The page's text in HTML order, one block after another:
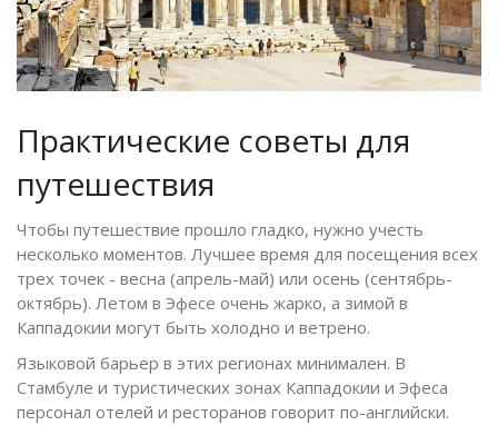
Практические советы для
путешествия
Чтобы путешествие прошло гладко, нужно учесть
несколько моментов. Лучшее время для посещения всех
трех точек - весна (апрель-май) или осень (сентябрь-
октябрь). Летом в Эфесе очень жарко, а зимой в
Каппадокии могут быть холодно и ветрено.
Языковой барьер в этих регионах минимален. В
Стамбуле и туристических зонах Каппадокии и Эфеса
персонал отелей и ресторанов говорит по-английски.